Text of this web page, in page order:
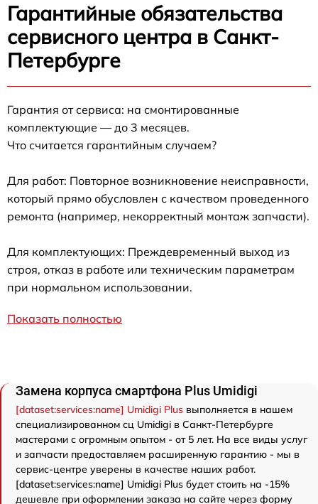
Гарантийные обязательства
сервисного центра в Санкт-
Петербурге
Гарантия от сервиса: на смонтированные
комплектующие — до 3 месяцев.
Что считается гарантийным случаем?
Для работ: Повторное возникновение неисправности,
который прямо обусловлен с качеством проведенного
ремонта (например, некорректный монтаж запчасти).
Для комплектующих: Преждевременный выход из
строя, отказ в работе или техническим параметрам
при нормальном использовании.
Показать полностью
Замена корпуса смартфона Plus Umidigi
[dataset:services:name] Umidigi Plus выполняется в нашем
специализированном сц Umidigi в Санкт-Петербурге
мастерами с огромным опытом - от 5 лет. На все виды услуг
и запчасти предоставляем расширенную гарантию - мы в
сервис-центре уверены в качестве наших работ.
[dataset:services:name] Umidigi Plus будет стоить на -15%
дешевле при оформлении заказа на сайте через форму